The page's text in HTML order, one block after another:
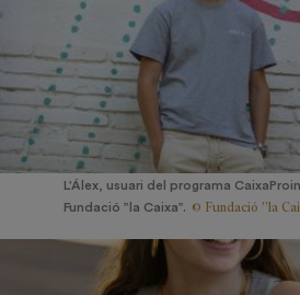
L'Álex, usuari del programa
Fundació ”la Caixa”. © Fundació ”la